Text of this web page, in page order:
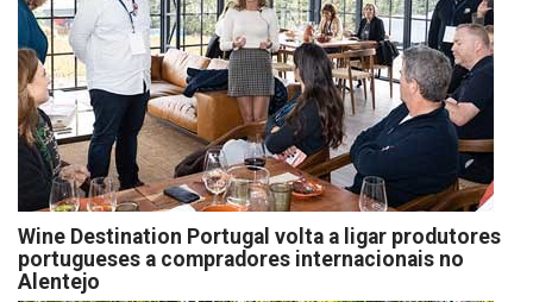
Wine Destination Portugal volta a ligar produtores
portugueses a compradores internacionais no
Alentejo